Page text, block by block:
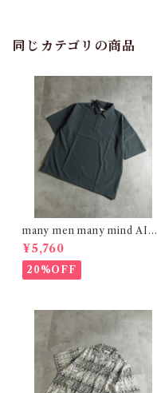
同じカテゴリの商品
many men many mind AIRL
EAK FABRIC ポロシャツ C
HARCOAL M2615161
¥5,760
20%OFF